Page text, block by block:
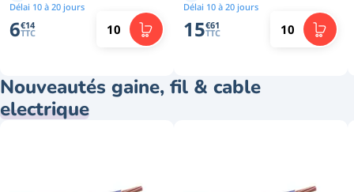
Délai 10 à 20 jours
6€14
TTC
Délai 10 à 20 jours
15€61
TTC
Nouveautés gaine, fil & cable
electrique